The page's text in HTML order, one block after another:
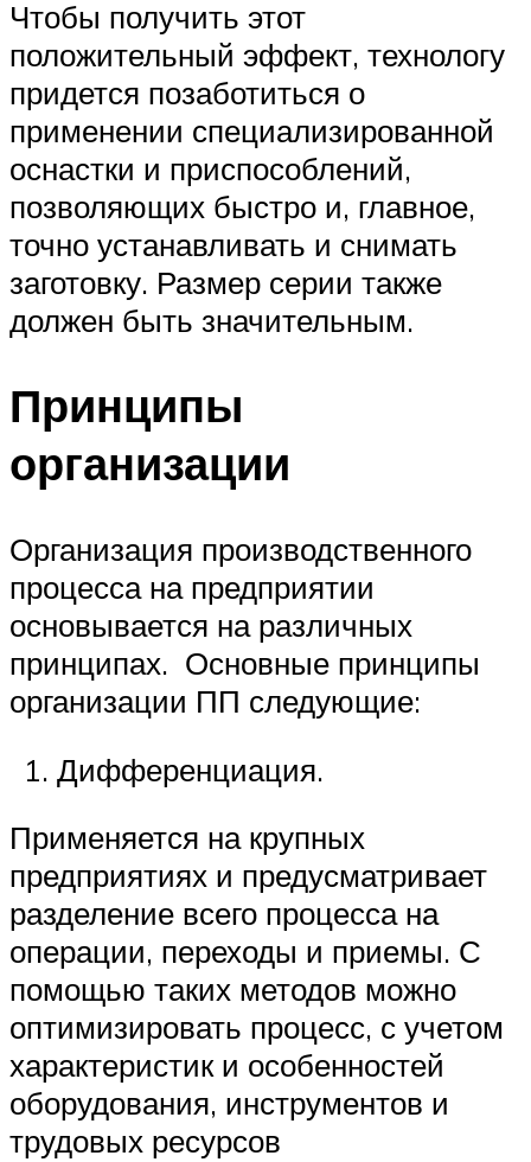
Чтобы получить этот
положительный эффект, технологу
придется позаботиться о
применении специализированной
оснастки и приспособлений,
позволяющих быстро и, главное,
точно устанавливать и снимать
заготовку. Размер серии также
должен быть значительным.
Принципы
организации
Организация производственного
процесса на предприятии
основывается на различных
принципах. Основные принципы
организации ПП следующие:
Дифференциация.
Применяется на крупных
предприятиях и предусматривает
разделение всего процесса на
операции, переходы и приемы. С
помощью таких методов можно
оптимизировать процесс, с учетом
характеристик и особенностей
оборудования, инструментов и
трудовых ресурсов